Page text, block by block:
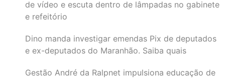
de vídeo e escuta dentro de lâmpadas no gabinete
e refeitório
Dino manda investigar emendas Pix de deputados
e ex-deputados do Maranhão. Saiba quais
Gestão André da Ralpnet impulsiona educação de